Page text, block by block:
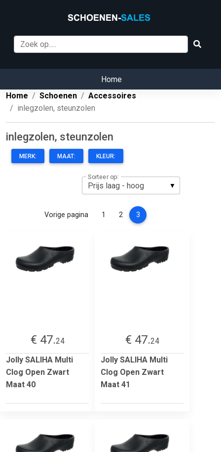
Home
Home
Schoenen
Accessoires
inlegzolen, steunzolen
inlegzolen, steunzolen
MERK: MAAT: KLEUR:
Sorteer op:
Vorige pagina 1 2 3(current)
€ 47.24
Jolly SALIHA Multi
Clog Open Zwart
Maat 40
€ 47.24
Jolly SALIHA Multi
Clog Open Zwart
Maat 41